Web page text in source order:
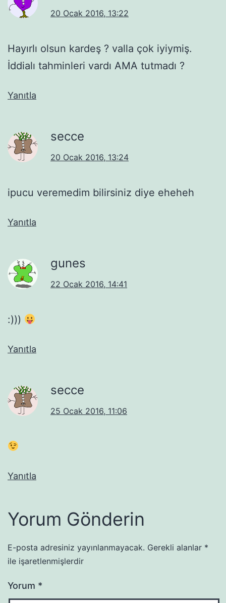
20 Ocak 2016, 13:22
Hayırlı olsun kardeş ? valla çok iyiymiş.
İddialı tahminleri vardı AMA tutmadı ?
Yanıtla
secce
20 Ocak 2016, 13:24
ipucu veremedim bilirsiniz diye eheheh
Yanıtla
gunes
22 Ocak 2016, 14:41
:)))
Yanıtla
secce
25 Ocak 2016, 11:06
Yanıtla
Yorum Gönderin
E-posta adresiniz yayınlanmayacak. Gerekli alanlar *
ile işaretlenmişlerdir
Yorum *